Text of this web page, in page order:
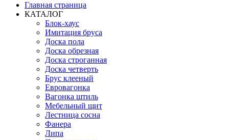
Главная страница
КАТАЛОГ
Блок-хаус
Имитация бруса
Доска пола
Доска обрезная
Доска строганная
Доска четверть
Брус клееный
Евровагонка
Вагонка штиль
Мебельный щит
Лестница сосна
Фанера
Липа